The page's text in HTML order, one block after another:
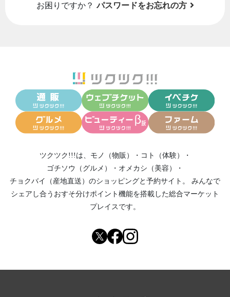
お困りですか？ パスワードをお忘れの方
ツクツク!!!は、 モノ（物販） ・ コト（体験）
・
ゴチソウ（グルメ）
・ オメカシ（美容）
・
チョクバイ（産地直送） のショッピングと予約サイト。
みんなで
シェアし合う おすそ分けポイント機能を搭載した総合マーケット
プレイスです。